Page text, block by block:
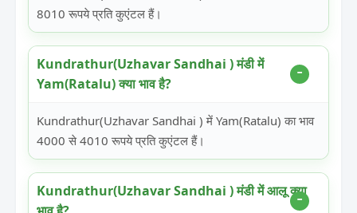
8010 रूपये प्रति कुएंटल हैं।
Kundrathur(Uzhavar Sandhai ) मंडी में
Yam(Ratalu) क्या भाव है?
Kundrathur(Uzhavar Sandhai ) में Yam(Ratalu) का भाव
4000 से 4010 रूपये प्रति कुएंटल हैं।
Kundrathur(Uzhavar Sandhai ) मंडी में आलू क्या